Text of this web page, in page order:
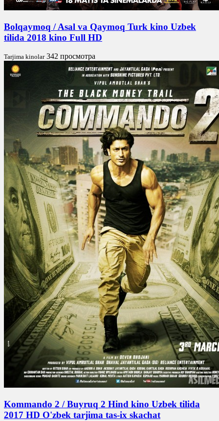
Bolqaymoq / Asal va Qaymoq Turk kino Uzbek
tilida 2018 kino Full HD
Tarjima kinolar 342 просмотра
Kommando 2 / Buyruq 2 Hind kino Uzbek tilida
2017 HD O'zbek tarjima tas-ix skachat